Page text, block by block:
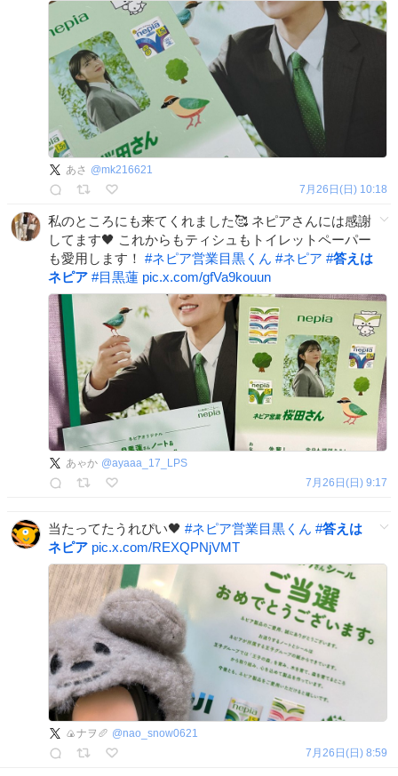
あさ @mk216621
7月26日(日) 10:18
私のところにも来てくれました🥰 ネピアさんには感謝
してます🖤 これからもティシュもトイレットペーパー
も愛用します！ #ネピア営業目黒くん #ネピア #答えは
ネピア #目黒蓮 pic.x.com/gfVa9kouun
あゃか @ayaaa_17_LPS
7月26日(日) 9:17
当たってたうれぴい🖤 #ネピア営業目黒くん #答えは
ネピア pic.x.com/REXQPNjVMT
🍙ナヲ🥖 @nao_snow0621
7月26日(日) 8:59